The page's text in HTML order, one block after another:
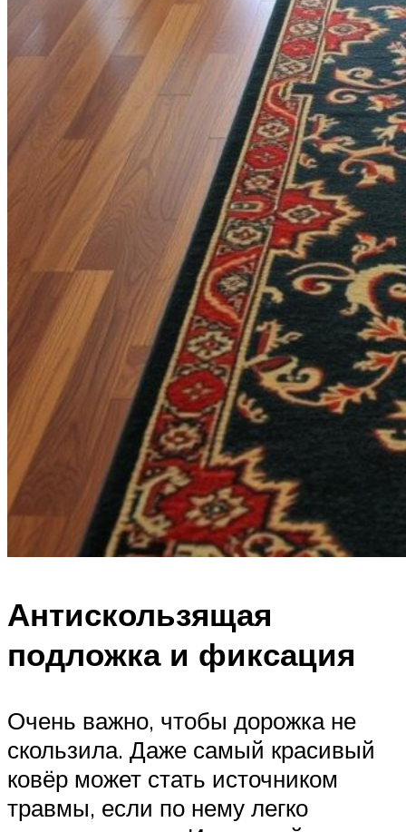
Антискользящая
подложка и фиксация
Очень важно, чтобы дорожка не
скользила. Даже самый красивый
ковёр может стать источником
травмы, если по нему легко